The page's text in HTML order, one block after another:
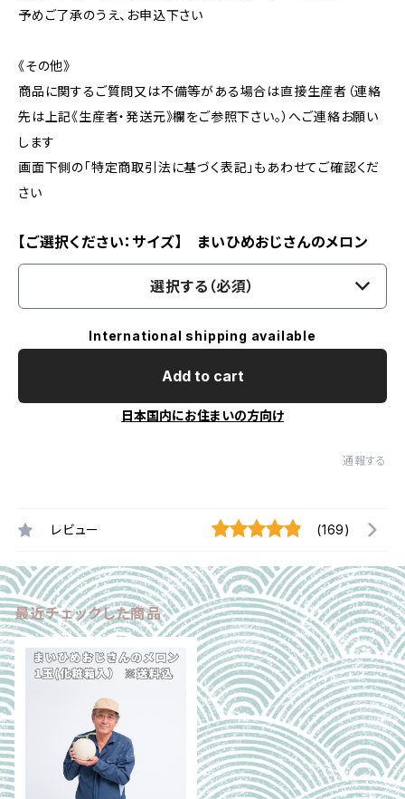
予めご了承のうえ、お申込下さい
《その他》
商品に関するご質問又は不備等がある場合は直接生産者（連絡
先は上記《生産者・発送元》欄をご参照下さい。）へご連絡お願い
します
画面下側の「特定商取引法に基づく表記」もあわせてご確認くだ
さい
【ご選択ください：サイズ】 まいひめおじさんのメロン
選択する（必須）
International shipping available
Add to cart
日本国内にお住まいの方向け
通報する
レビュー (169)
最近チェックした商品